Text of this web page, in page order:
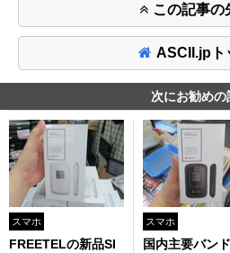
この記事の
ASCII.jpト
次にお勧めの
スマホ
FREETELの新品SI
スマホ
国内主要バン